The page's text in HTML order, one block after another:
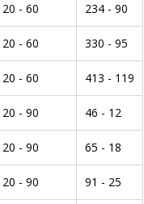
20 - 60 234 - 90
20 - 60 330 - 95
20 - 60 413 - 119
20 - 90 46 - 12
20 - 90 65 - 18
20 - 90 91 - 25